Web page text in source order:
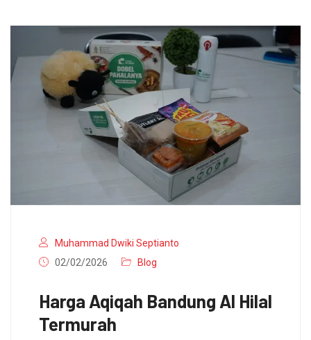
Muhammad Dwiki Septianto
02/02/2026
Blog
Harga Aqiqah Bandung Al Hilal
Termurah